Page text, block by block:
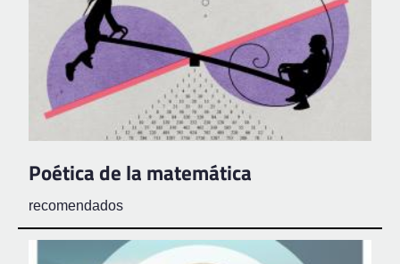
Poética de la matemática
recomendados